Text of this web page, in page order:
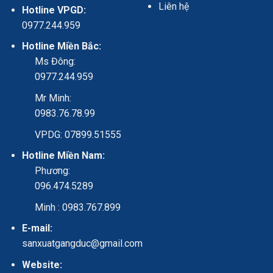
Hotline VPGD:
0977.244.959
Hotline Miền Bắc:
Ms Đông:
0977.244.959
Mr Minh:
0983.76.78.99
VPDG: 07899.51555
Hotline Miền Nam:
Phương:
096.474.5289
Minh : 0983.767.899
E-mail:
sanxuatgangduc@gmail.com
Website:
Liên hệ